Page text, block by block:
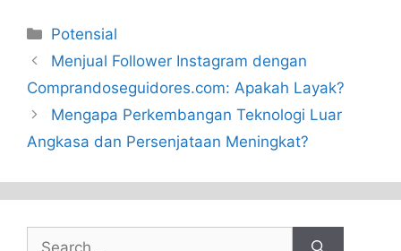
Categories
Potensial
Menjual Follower Instagram dengan
Comprandoseguidores.com: Apakah Layak?
Mengapa Perkembangan Teknologi Luar
Angkasa dan Persenjataan Meningkat?
Search